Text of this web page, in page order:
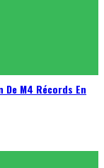
De M4 Récords En